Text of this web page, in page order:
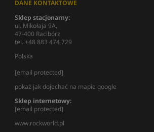
DANE KONTAKTOWE
Sklep stacjonarny:
ul. Mikołaja 9A,
47-400 Racibórz
tel. +48 883 474 729
Polska
[email protected]
pokaż jak dojechać na mapie google
Sklep internetowy:
[email protected]
www.rockworld.pl